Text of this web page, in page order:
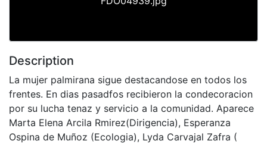
Description
La mujer palmirana sigue destacandose en todos los
frentes. En dias pasadfos recibieron la condecoracion
por su lucha tenaz y servicio a la comunidad. Aparece
Marta Elena Arcila Rmirez(Dirigencia), Esperanza
Ospina de Muñoz (Ecologia), Lyda Carvajal Zafra (